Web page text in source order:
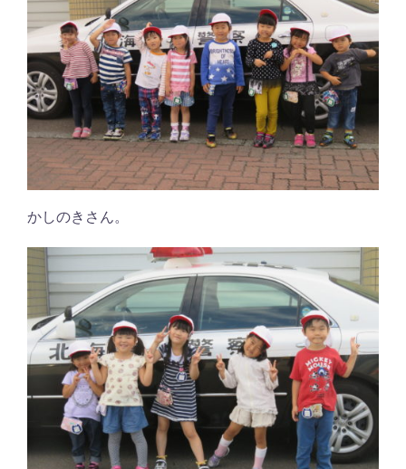
かしのきさん。